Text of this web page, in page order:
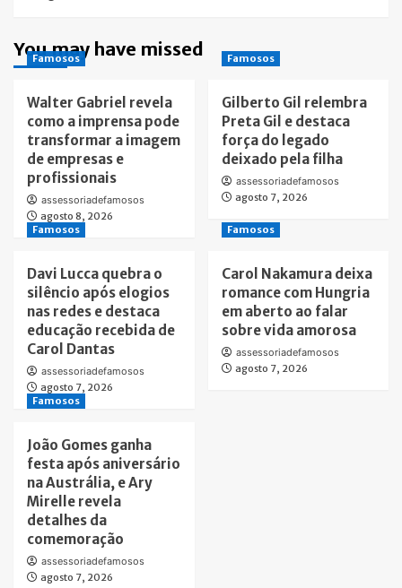
You may have missed
Famosos
Walter Gabriel revela
como a imprensa pode
transformar a imagem
de empresas e
profissionais
assessoriadefamosos
agosto 8, 2026
Famosos
Gilberto Gil relembra
Preta Gil e destaca
força do legado
deixado pela filha
assessoriadefamosos
agosto 7, 2026
Famosos
Davi Lucca quebra o
silêncio após elogios
nas redes e destaca
educação recebida de
Carol Dantas
assessoriadefamosos
agosto 7, 2026
Famosos
Carol Nakamura deixa
romance com Hungria
em aberto ao falar
sobre vida amorosa
assessoriadefamosos
agosto 7, 2026
Famosos
João Gomes ganha
festa após aniversário
na Austrália, e Ary
Mirelle revela
detalhes da
comemoração
assessoriadefamosos
agosto 7, 2026